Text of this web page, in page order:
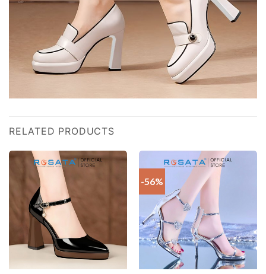
RELATED PRODUCTS
-56%